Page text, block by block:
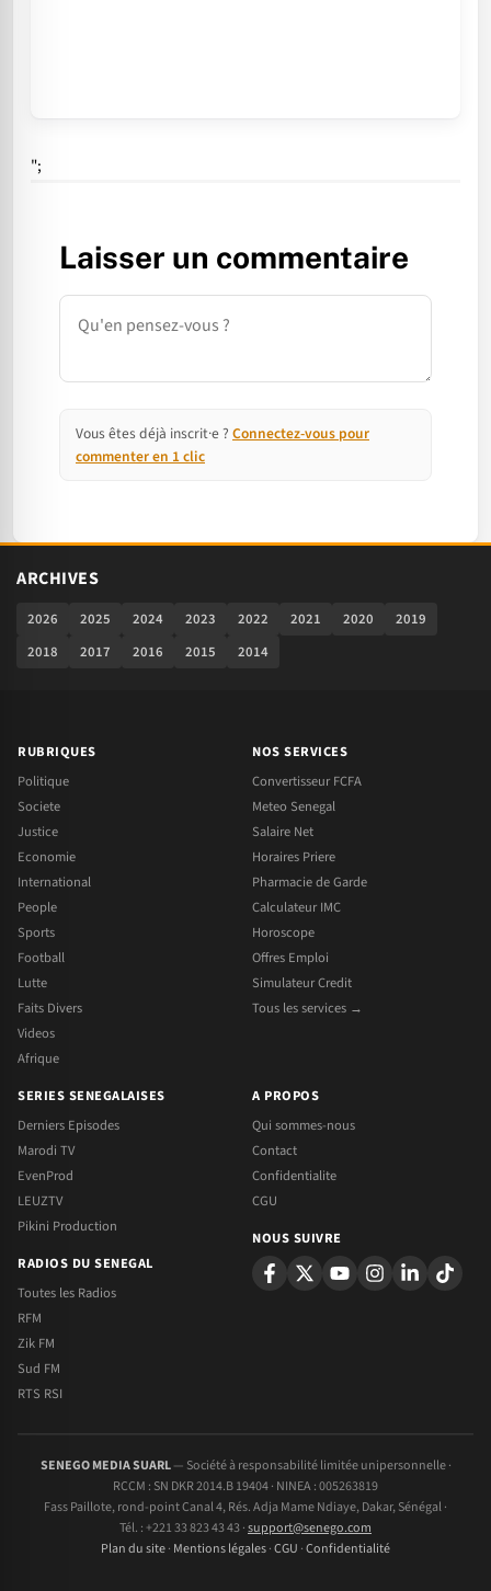
";
Laisser un commentaire
Commentaire
Vous êtes déjà inscrit·e ? Connectez-vous pour
commenter en 1 clic
ARCHIVES
2026 2025 2024 2023 2022 2021 2020
2019
2018
2017 2016 2015 2014
RUBRIQUES
Politique
Societe
Justice
Economie
International
People
Sports
Football
Lutte
Faits Divers
Videos
Afrique
NOS SERVICES
Convertisseur FCFA
Meteo Senegal
Salaire Net
Horaires Priere
Pharmacie de Garde
Calculateur IMC
Horoscope
Offres Emploi
Simulateur Credit
Tous les services →
SERIES SENEGALAISES
Derniers Episodes
Marodi TV
EvenProd
LEUZTV
Pikini Production
RADIOS DU SENEGAL
Toutes les Radios
RFM
Zik FM
Sud FM
RTS RSI
A PROPOS
Qui sommes-nous
Contact
Confidentialite
CGU
NOUS SUIVRE
SENEGO MEDIA SUARL— Société à responsabilité limitée unipersonnelle ·
RCCM : SN DKR 2014.B 19404 · NINEA : 005263819
Fass Paillote, rond-point Canal 4, Rés. Adja Mame Ndiaye, Dakar, Sénégal ·
Tél. : +221 33 823 43 43 ·support@senego.com
Plan du site· Mentions légales·CGU ·Confidentialité